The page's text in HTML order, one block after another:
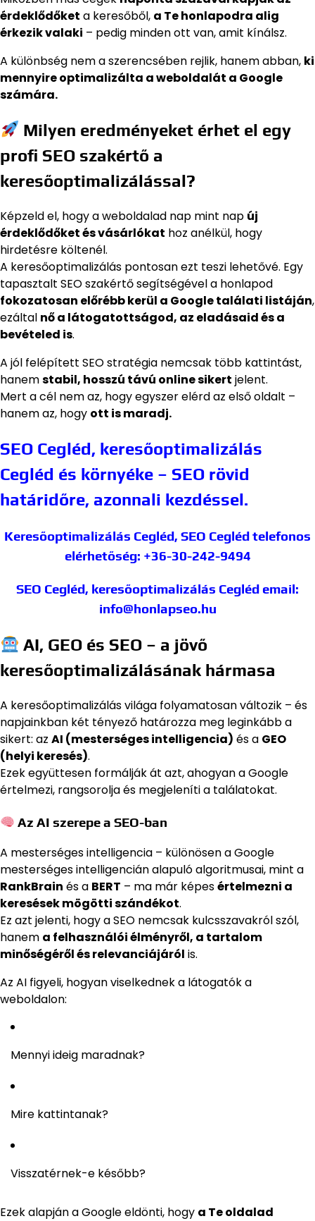
érdeklődőket a keresőből, a Te honlapodra alig
érkezik valaki – pedig minden ott van, amit kínálsz.
A különbség nem a szerencsében rejlik, hanem abban, ki
mennyire optimalizálta a weboldalát a Google
számára.
Milyen eredményeket érhet el egy
profi SEO szakértő a
keresőoptimalizálással?
Képzeld el, hogy a weboldalad nap mint nap új
érdeklődőket és vásárlókat hoz anélkül, hogy
hirdetésre költenél.
A keresőoptimalizálás pontosan ezt teszi lehetővé. Egy
tapasztalt SEO szakértő segítségével a honlapod
fokozatosan előrébb kerül a Google találati listáján,
ezáltal nő a látogatottságod, az eladásaid és a
bevételed is.
A jól felépített SEO stratégia nemcsak több kattintást,
hanemstabil, hosszú távú online sikert jelent.
Mert a cél nem az, hogy egyszer elérd az első oldalt –
hanem az, hogy ott is maradj.
SEO Cegléd, keresőoptimalizálás
Cegléd és környéke – SEO rövid
határidőre, azonnali kezdéssel.
Keresőoptimalizálás Cegléd, SEO Ceglédtelefonos
elérhetőség: +36-30-242-9494
SEO Cegléd, keresőoptimalizálás Cegléd email:
info@honlapseo.hu
AI, GEO és SEO – a jövő
keresőoptimalizálásának hármasa
A keresőoptimalizálás világa folyamatosan változik – és
napjainkban két tényező határozza meg leginkább a
sikert: az AI (mesterséges intelligencia) és a GEO
(helyi keresés).
Ezek együttesen formálják át azt, ahogyan a Google
értelmezi, rangsorolja és megjeleníti a találatokat.
Az AI szerepe a SEO-ban
A mesterséges intelligencia – különösen a Google
mesterséges intelligencián alapuló algoritmusai, mint a
RankBrain és a BERT – ma már képesértelmezni a
keresések mögötti szándékot.
Ez azt jelenti, hogy a SEO nemcsak kulcsszavakról szól,
hanem a felhasználói élményről, a tartalom
minőségéről és relevanciájáról is.
Az AI figyeli, hogyan viselkednek a látogatók a
weboldalon:
Mennyi ideig maradnak?
Mire kattintanak?
Visszatérnek-e később?
Ezek alapján a Google eldönti, hogy a Te oldalad